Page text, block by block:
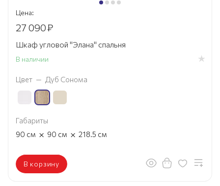
Цена:
27 090₽
Шкаф угловой "Элана" спальня
В наличии
Цвет — Дуб Сонома
Габариты
90 см × 90 см × 218.5 см
В корзину